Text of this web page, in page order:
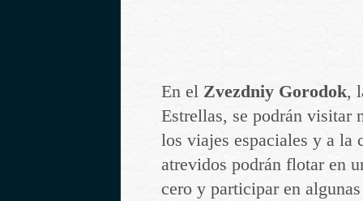
En el Zvezdniy Gorodok,
Estrellas, se podrán visitar
los viajes espaciales y a la
atrevidos podrán flotar en
cero y participar en